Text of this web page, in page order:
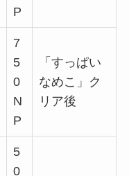
P
7
5
0
N
P
「すっぱい
なめこ」ク
リア後
5
0